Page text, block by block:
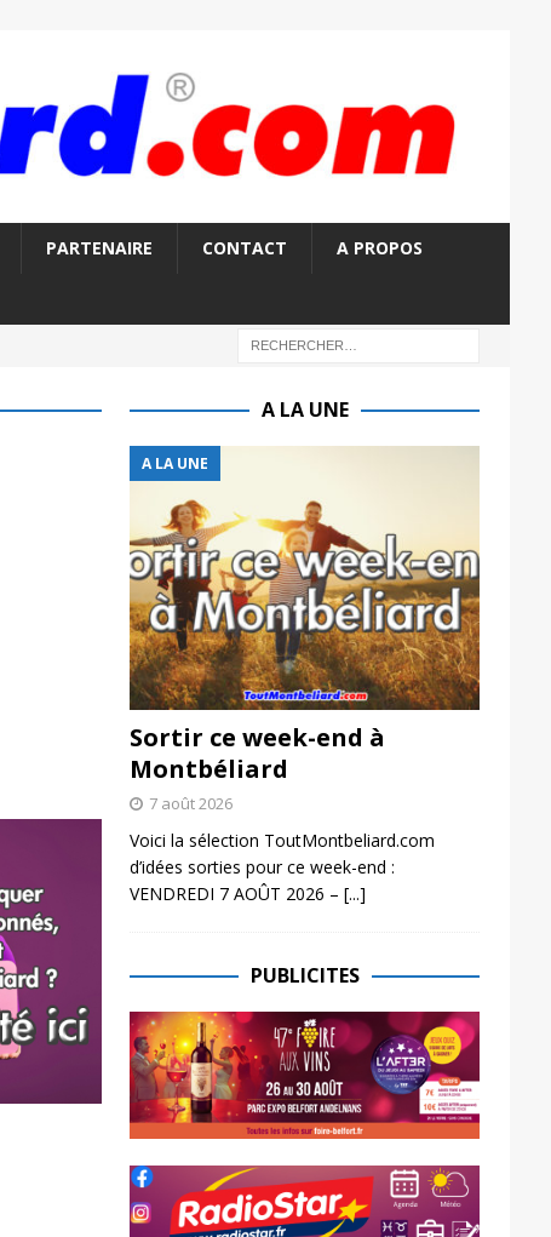
PARTENAIRE CONTACT A PROPOS
A LA UNE
A LA UNE
Sortir ce week-end à
Montbéliard
7 août 2026
Voici la sélection ToutMontbeliard.com
d’idées sorties pour ce week-end :
VENDREDI 7 AOÛT 2026 – [...]
PUBLICITES